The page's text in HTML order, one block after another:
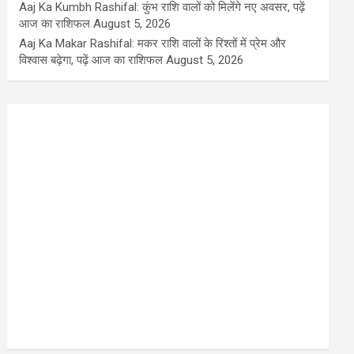
Aaj Ka Kumbh Rashifal: कुंभ राशि वालों को मिलेंगे नए अवसर, पढ़ें
आज का राशिफल August 5, 2026
Aaj Ka Makar Rashifal: मकर राशि वालों के रिश्तों में प्रेम और
विश्वास बढ़ेगा, पढ़ें आज का राशिफल August 5, 2026